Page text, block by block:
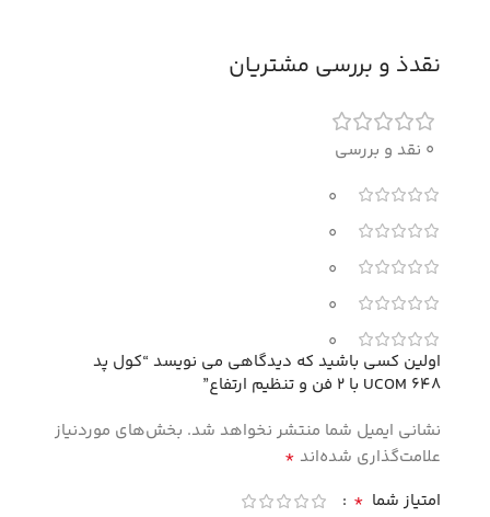
نقدذ و بررسی مشتریان
0 نقد و بررسی
0
0
0
0
0
اولین کسی باشید که دیدگاهی می نویسد “کول پد
UCOM 648 با ۲ فن و تنظیم ارتفاع”
نشانی ایمیل شما منتشر نخواهد شد. بخش‌های موردنیاز
علامت‌گذاری شده‌اند *
امتیاز شما *